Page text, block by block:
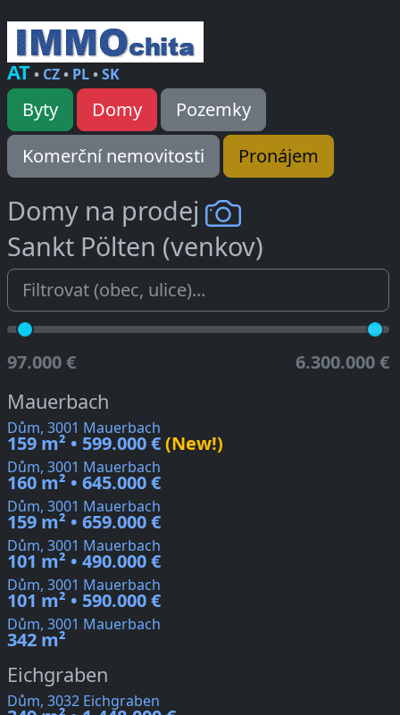
AT• CZ• PL•SK
Byty Domy
Pozemky
Komerční nemovitosti
Pronájem
Domy na prodej
Sankt Pölten (venkov)
97.000 € 6.300.000 €
Mauerbach
Dům, 3001 Mauerbach
159 m² • 599.000 €(New!)
Dům, 3001 Mauerbach
160 m² • 645.000 €
Dům, 3001 Mauerbach
159 m² • 659.000 €
Dům, 3001 Mauerbach
101 m² • 490.000 €
Dům, 3001 Mauerbach
101 m² • 590.000 €
Dům, 3001 Mauerbach
342 m²
Eichgraben
Dům, 3032 Eichgraben